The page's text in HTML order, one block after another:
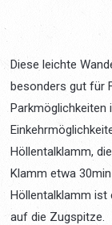
Diese leichte
besonders gut für
Parkmöglichkeiten
Höllentalklamm,
Klamm etwa
Höllentalklamm ist
auf die Zugspitze.